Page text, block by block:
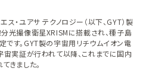
・ユアサ テクノロジー（以下、GYT）製
光撮像衛星XRISMに搭載され、種子島
です。GYT製の宇宙用リチウムイオン電
実証が行われて以降、これまでに国内
きました。